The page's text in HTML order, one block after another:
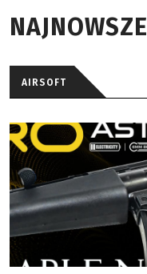
NAJNOWSZE
AIRSOFT